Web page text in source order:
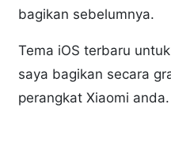
bagikan sebelumnya.
Tema iOS terbaru
saya bagikan secara
perangkat Xiaomi anda.